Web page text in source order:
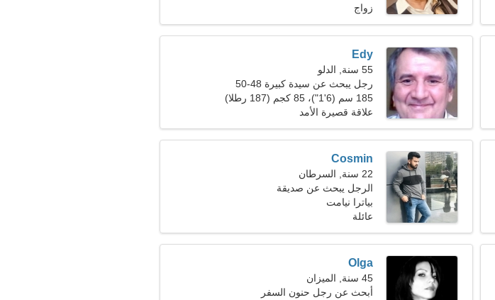
زواج
Edy
55 سنة, الدلو
رجل يبحث عن سيدة كبيرة 48-50
185 سم (6'1")، 85 كجم (187 رطلا)
علاقة قصيرة الأمد
Cosmin
22 سنة, السرطان
الرجل يبحث عن صديقة
بياترا نيامت
عائلة
Olga
45 سنة, الميزان
أبحث عن رجل حنون السفر